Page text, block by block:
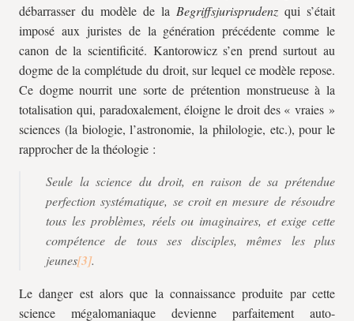
débarrasser du modèle de la Begriffsjurisprudenz qui s’était
imposé aux juristes de la génération précédente comme le
canon de la scientificité. Kantorowicz s’en prend surtout au
dogme de la complétude du droit, sur lequel ce modèle repose.
Ce dogme nourrit une sorte de prétention monstrueuse à la
totalisation qui, paradoxalement, éloigne le droit des « vraies »
sciences (la biologie, l’astronomie, la philologie, etc.), pour le
rapprocher de la théologie :
Seule la science du droit, en raison de sa prétendue
perfection systématique, se croit en mesure de résoudre
tous les problèmes, réels ou imaginaires, et exige cette
compétence de tous ses disciples, mêmes les plus
jeunes
.
Le danger est alors que la connaissance produite par cette
science mégalomaniaque devienne parfaitement auto-